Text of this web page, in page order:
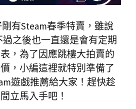
有Steam春季特賣，雖說
之後也一直還是會有定期
，為了因應跳樓大拍賣的
，小編這裡就特別準備了
遊戲推薦給大家！趕快趁
立馬入手吧！